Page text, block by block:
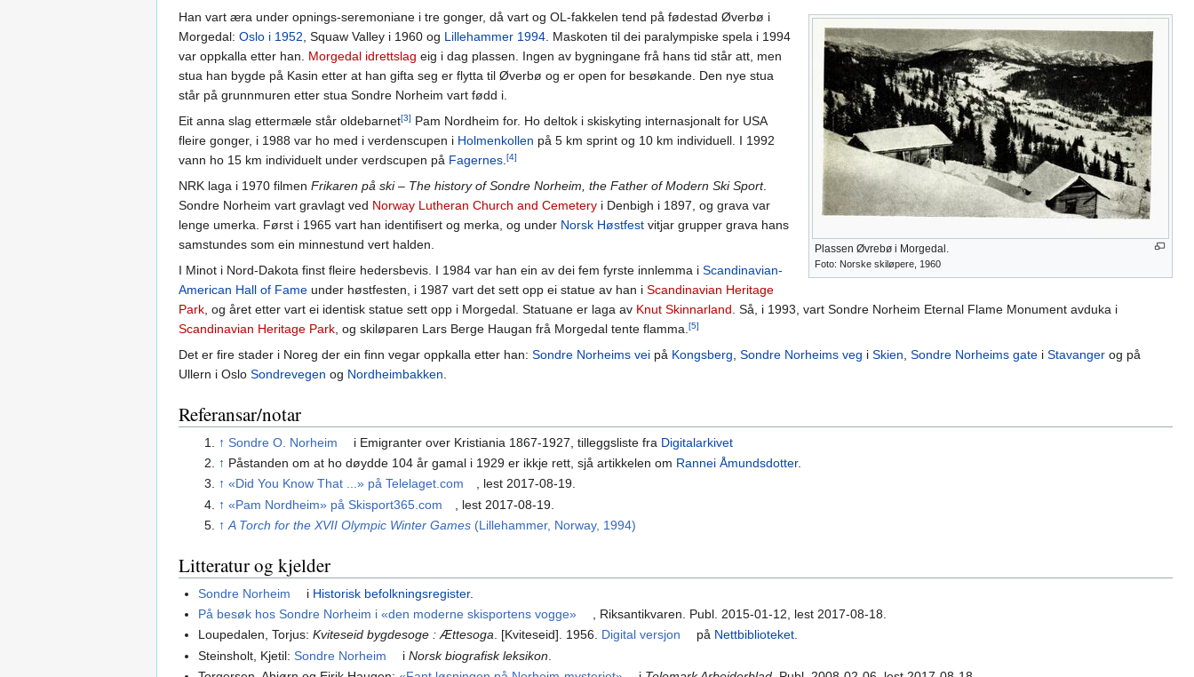
Plassen Øvrebø i Morgedal.
Foto: Norske skiløpere, 1960
Han vart æra under opnings-seremoniane i tre gonger, då vart og OL-fakkelen tend på fødestad Øverbø i
Morgedal: Oslo i 1952, Squaw Valley i 1960 og Lillehammer 1994. Maskoten til dei paralympiske spela i 1994
var oppkalla etter han. Morgedal idrettslag eig i dag plassen. Ingen av bygningane frå hans tid står att, men
stua han bygde på Kasin etter at han gifta seg er flytta til Øverbø og er open for besøkande. Den nye stua
står på grunnmuren etter stua Sondre Norheim vart fødd i.
Eit anna slag ettermæle står oldebarnet[3] Pam Nordheim for. Ho deltok i skiskyting internasjonalt for USA
fleire gonger, i 1988 var ho med i verdenscupen i Holmenkollen på 5 km sprint og 10 km individuell. I 1992
vann ho 15 km individuelt under verdscupen på Fagernes.[4]
NRK laga i 1970 filmen Frikaren på ski – The history of Sondre Norheim, the Father of Modern Ski Sport.
Sondre Norheim vart gravlagt ved Norway Lutheran Church and Cemetery i Denbigh i 1897, og grava var
lenge umerka. Først i 1965 vart han identifisert og merka, og under Norsk Høstfest vitjar grupper grava hans
samstundes som ein minnestund vert halden.
I Minot i Nord-Dakota finst fleire hedersbevis. I 1984 var han ein av dei fem fyrste innlemma i Scandinavian-
American Hall of Fame under høstfesten, i 1987 vart det sett opp ei statue av han i Scandinavian Heritage
Park, og året etter vart ei identisk statue sett opp i Morgedal. Statuane er laga av Knut Skinnarland. Så, i 1993, vart Sondre Norheim Eternal Flame Monument avduka i
Scandinavian Heritage Park, og skiløparen Lars Berge Haugan frå Morgedal tente flamma.[5]
Det er fire stader i Noreg der ein finn vegar oppkalla etter han: Sondre Norheims vei på Kongsberg, Sondre Norheims veg i Skien, Sondre Norheims gate i Stavanger og på
Ullern i Oslo Sondrevegen og Nordheimbakken.
Referansar/notar
↑ Sondre O. Norheim i Emigranter over Kristiania 1867-1927, tilleggsliste fra Digitalarkivet
↑ Påstanden om at ho døydde 104 år gamal i 1929 er ikkje rett, sjå artikkelen om Rannei Åmundsdotter.
↑ «Did You Know That ...» på Telelaget.com
, lest 2017-08-19.
↑ «Pam Nordheim» på Skisport365.com
, lest 2017-08-19.
↑ A Torch for the XVII Olympic Winter Games(Lillehammer, Norway, 1994)
Litteratur og kjelder
Sondre Norheim i Historisk befolkningsregister.
På besøk hos Sondre Norheim i «den moderne skisportens vogge»
, Riksantikvaren. Publ. 2015-01-12, lest 2017-08-18.
Loupedalen, Torjus:Kviteseid bygdesoge : Ættesoga. [Kviteseid]. 1956. Digital versjon på Nettbiblioteket.
Steinsholt, Kjetil:Sondre Norheim iNorsk biografisk leksikon